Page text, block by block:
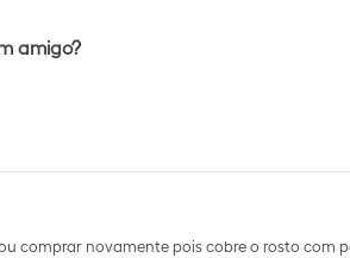
amigo?
comprar novamente pois cobre o rosto com